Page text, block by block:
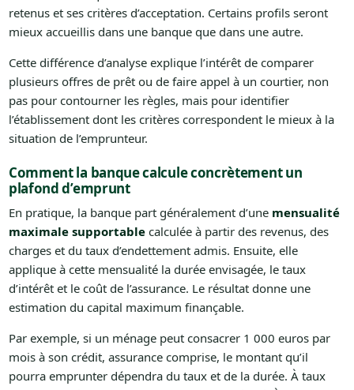
retenus et ses critères d’acceptation. Certains profils seront
mieux accueillis dans une banque que dans une autre.
Cette différence d’analyse explique l’intérêt de comparer
plusieurs offres de prêt ou de faire appel à un courtier, non
pas pour contourner les règles, mais pour identifier
l’établissement dont les critères correspondent le mieux à la
situation de l’emprunteur.
Comment la banque calcule concrètement un
plafond d’emprunt
En pratique, la banque part généralement d’une mensualité
maximale supportablecalculée à partir des revenus, des
charges et du taux d’endettement admis. Ensuite, elle
applique à cette mensualité la durée envisagée, le taux
d’intérêt et le coût de l’assurance. Le résultat donne une
estimation du capital maximum finançable.
Par exemple, si un ménage peut consacrer 1 000 euros par
mois à son crédit, assurance comprise, le montant qu’il
pourra emprunter dépendra du taux et de la durée. À taux